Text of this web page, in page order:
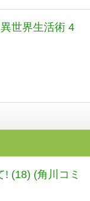
世界生活術 4
(18) (角川コミ